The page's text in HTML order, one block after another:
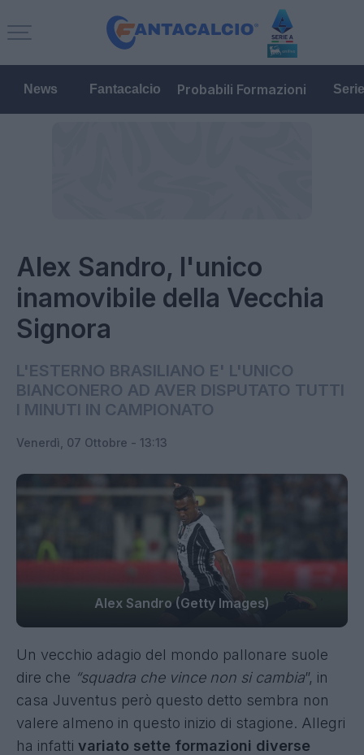
News Fantacalcio Probabili Formazioni
Alex Sandro, l'unico
inamovibile della Vecchia
Signora
L'ESTERNO BRASILIANO E' L'UNICO
BIANCONERO AD AVER DISPUTATO TUTTI
I MINUTI IN CAMPIONATO
Venerdì, 07 Ottobre - 13:13
Alex Sandro (Getty Images)
Un vecchio adagio del mondo pallonare suole
dire che “squadra che vince non si cambia”, in
casa Juventus però questo detto sembra non
valere almeno in questo inizio di stagione. Allegri
ha infatti variato sette formazioni diverse